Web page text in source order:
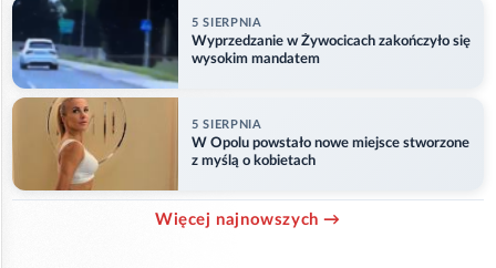
5 SIERPNIA
Wyprzedzanie w Żywocicach zakończyło się
wysokim mandatem
5 SIERPNIA
W Opolu powstało nowe miejsce stworzone
z myślą o kobietach
Więcej najnowszych →